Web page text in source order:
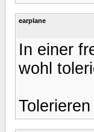
earplane
In einer
wohl